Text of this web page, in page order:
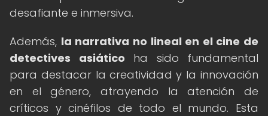
desafiante e inmersiva.
Además, la narrativa no lineal en el cine de
detectives asiático ha sido fundamental
para destacar la creatividad y la innovación
en el género, atrayendo la atención de
críticos y cinéfilos de todo el mundo. Esta